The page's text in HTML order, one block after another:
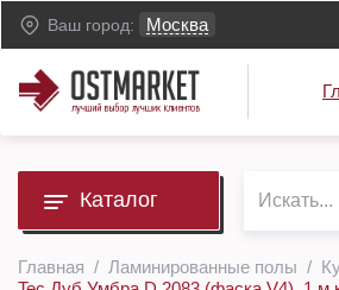
Ваш город: Москва
Каталог
Главная Ламинированные полы